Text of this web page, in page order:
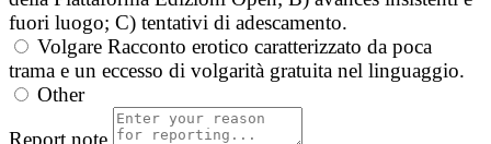
fuori luogo; C) tentativi di adescamento.
Volgare Racconto erotico caratterizzato da poca
trama e un eccesso di volgarità gratuita nel linguaggio.
Other
Report note